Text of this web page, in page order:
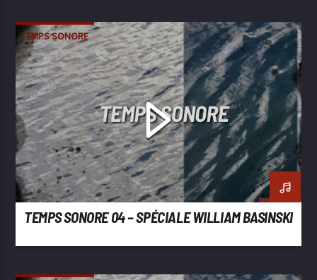
TEMPS SONORE
TEMPS SONORE 04 – SPÉCIALE WILLIAM BASINSKI